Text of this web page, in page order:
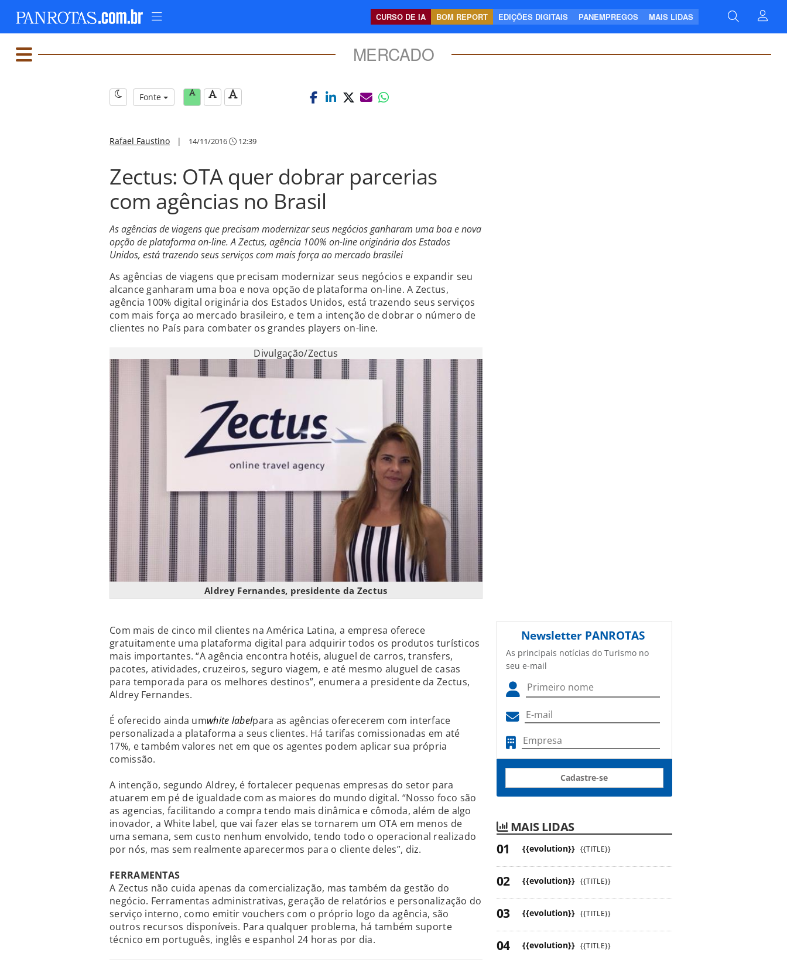
CURSO DE IA BOM REPORT EDIÇÕES DIGITAIS PANEMPREGOS MAIS LIDAS
MERCADO
Fonte
Rafael Faustino | 14/11/2016 12:39
Zectus: OTA quer dobrar parcerias
com agências no Brasil
As agências de viagens que precisam modernizar seus negócios ganharam uma boa e nova
opção de plataforma on-line. A Zectus, agência 100% on-line originária dos Estados
Unidos, está trazendo seus serviços com mais força ao mercado brasilei
As agências de viagens que precisam modernizar seus negócios e expandir seu
alcance ganharam uma boa e nova opção de plataforma on-line. A Zectus,
agência 100% digital originária dos Estados Unidos, está trazendo seus serviços
com mais força ao mercado brasileiro, e tem a intenção de dobrar o número de
clientes no País para combater os grandes players on-line.
Divulgação/Zectus
Aldrey Fernandes, presidente da Zectus
Com mais de cinco mil clientes na América Latina, a empresa oferece
gratuitamente uma plataforma digital para adquirir todos os produtos turísticos
mais importantes. “A agência encontra hotéis, aluguel de carros, transfers,
pacotes, atividades, cruzeiros, seguro viagem, e até mesmo aluguel de casas
para temporada para os melhores destinos”, enumera a presidente da Zectus,
Aldrey Fernandes.
É oferecido ainda umwhite labelpara as agências oferecerem com interface
personalizada a plataforma a seus clientes. Há tarifas comissionadas em até
17%, e também valores net em que os agentes podem aplicar sua própria
comissão.
A intenção, segundo Aldrey, é fortalecer pequenas empresas do setor para
atuarem em pé de igualdade com as maiores do mundo digital. “Nosso foco são
as agencias, facilitando a compra tendo mais dinâmica e cômoda, além de algo
inovador, a White label, que vai fazer elas se tornarem um OTA em menos de
uma semana, sem custo nenhum envolvido, tendo todo o operacional realizado
por nós, mas sem realmente aparecermos para o cliente deles”, diz.
FERRAMENTAS
A Zectus não cuida apenas da comercialização, mas também da gestão do
negócio. Ferramentas administrativas, geração de relatórios e personalização do
serviço interno, como emitir vouchers com o próprio logo da agência, são
outros recursos disponíveis. Para qualquer problema, há também suporte
técnico em português, inglês e espanhol 24 horas por dia.
Newsletter PANROTAS
As principais notícias do Turismo no
seu e-mail
Cadastre-se
MAIS LIDAS
{{evolution}} {{TITLE}}
{{evolution}} {{TITLE}}
{{evolution}} {{TITLE}}
{{evolution}} {{TITLE}}